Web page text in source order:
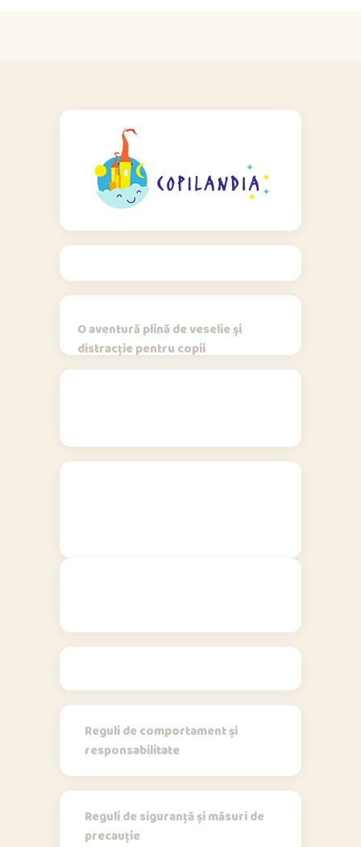
O aventură plină de veselie și
distracție pentru copii
Reguli de comportament și
responsabilitate
Reguli de siguranță și măsuri de
precauție